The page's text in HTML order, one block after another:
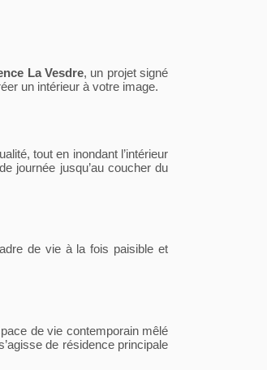
La Vesdre, un projet signé
un intérieur à votre image.
tout en inondant l’intérieur
journée jusqu’au coucher du
de vie à la fois paisible et
de vie contemporain mêlé
de résidence principale